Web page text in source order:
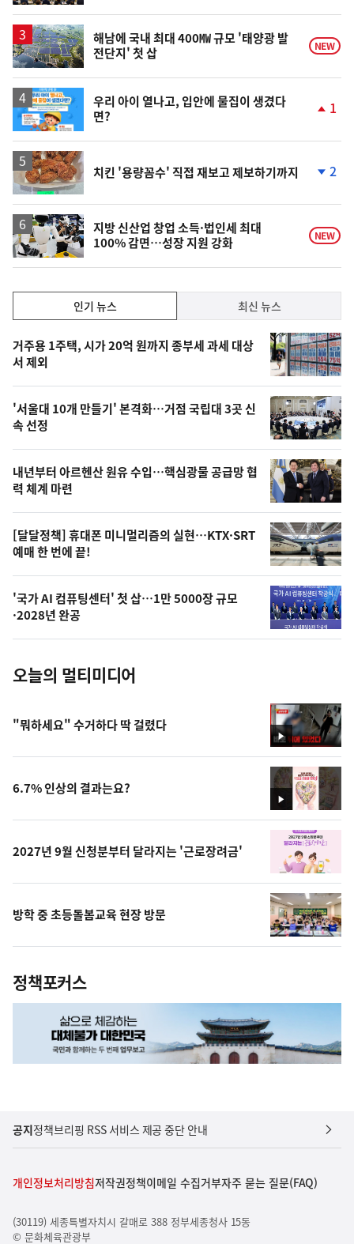
해남에 국내 최대 400㎿ 규모 '태양광 발
전단지' 첫 삽
NEW
우리 아이 열나고, 입안에 물집이 생겼다
면?
상
1
치킨 '용량꼼수' 직접 재보고 제보하기까지
하
락
2
지방 신산업 창업 소득·법인세 최대
100% 감면…성장 지원 강화
NEW
기,
최
신,
오
늘
의
영
상
오
늘
의
사
진
인기 뉴스 최신 뉴스
인
기
뉴
스
거주용 1주택, 시가 20억 원까지 종부세 과세 대상
서 제외
'서울대 10개 만들기' 본격화…거점 국립대 3곳 신
속 선정
내년부터 아르헨산 원유 수입…핵심광물 공급망 협
력 체계 마련
[달달정책] 휴대폰 미니멀리즘의 실현…KTX·SRT
예매 한 번에 끝!
'국가 AI 컴퓨팅센터' 첫 삽…1만 5000장 규모
·2028년 완공
오늘의 멀티미디어
영
상
"뭐하세요" 수거하다 딱 걸렸다
영
상
6.7% 인상의 결과는요?
2027년 9월 신청분부터 달라지는 '근로장려금'
방학 중 초등돌봄교육 현장 방문
정책포커스
공지정책브리핑 RSS 서비스 제공 중단 안내
개인정보처리방침저작권정책이메일 수집거부자주 묻는 질문(FAQ)
(30119) 세종특별자치시 갈매로 388 정부세종청사 15동
© 문화체육관광부